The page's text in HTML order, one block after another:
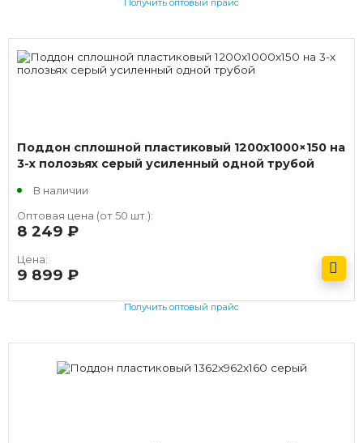
Получить оптовый прайс
Поддон сплошной пластиковый 1200х1000×150 на
3-х полозьях серый усиленный одной трубой
В наличии
Оптовая цена (от 50 шт.):
8 249
Цена:
9 899
Получить оптовый прайс